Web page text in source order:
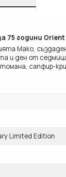
75 години
Mako,
и ден от
сапфир-
Limited Edition